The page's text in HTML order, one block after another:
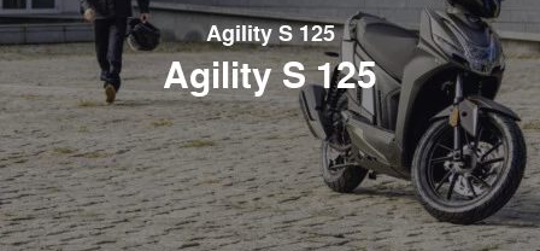
Agility S 125
Agility S 125